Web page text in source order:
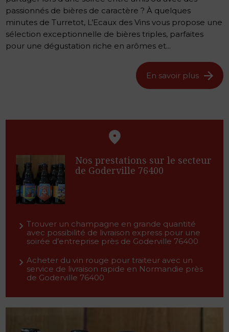
passionnés de bières de caractère ? À quelques
minutes de Turretot, L’Ecaux des Vins vous propose une
sélection exceptionnelle de bières triples, parfaites
pour une dégustation riche en arômes et...
En savoir plus
Nos prestations sur le secteur
de Goderville 76400
Trouver un champagne en grande quantité
avec possibilité de livraison express pour une
soirée d’entreprise près de Goderville 76400
Acheter du vin rouge pour traiteur avec un
service de livraison rapide en Normandie près
de Goderville 76400